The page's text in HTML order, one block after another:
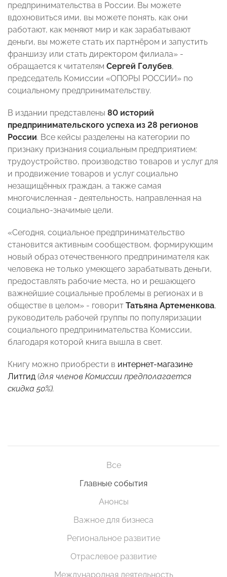
предпринимательства в России. Вы можете
вдохновиться ими, вы можете понять, как они
работают, как меняют мир и как зарабатывают
деньги, вы можете стать их партнёром и запустить
франшизу или стать директором филиала» -
обращается к читателям Сергей Голубев,
председатель Комиссии «ОПОРЫ РОССИИ» по
социальному предпринимательству.
В издании представлены 80 историй
предпринимательского успеха из 28 регионов
России. Все кейсы разделены на категории по
признаку признания социальным предприятием:
трудоустройство, производство товаров и услуг для
и продвижение товаров и услуг социально
незащищённых граждан, а также самая
многочисленная - деятельность, направленная на
социально-значимые цели.
«Сегодня, социальное предпринимательство
становится активным сообществом, формирующим
новый образ отечественного предпринимателя как
человека не только умеющего зарабатывать деньги,
предоставлять рабочие места, но и решающего
важнейшие социальные проблемы в регионах и в
обществе в целом» - говорит Татьяна Артеменкова,
руководитель рабочей группы по популяризации
социального предпринимательства Комиссии,
благодаря которой книга вышла в свет.
Книгу можно приобрести в интернет-магазине
Литгид (для членов Комиссии предполагается
скидка 50%).
Все
Главные события
Анонсы
Важное для бизнеса
Региональное развитие
Отраслевое развитие
Международная деятельность